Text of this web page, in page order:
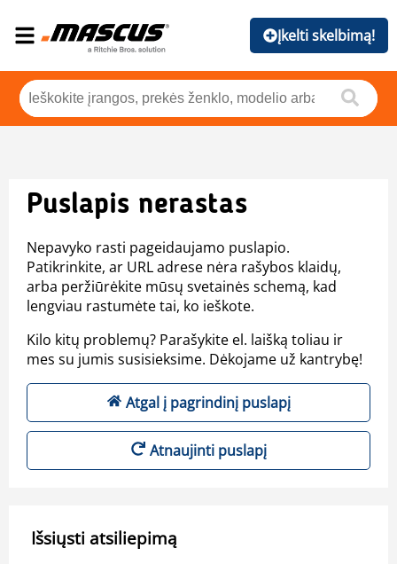
Įkelti skelbimą!
Puslapis nerastas
Nepavyko rasti pageidaujamo puslapio.
Patikrinkite, ar URL adrese nėra rašybos klaidų,
arba peržiūrėkite mūsų svetainės schemą, kad
lengviau rastumėte tai, ko ieškote.
Kilo kitų problemų? Parašykite el. laišką toliau ir
mes su jumis susisieksime. Dėkojame už kantrybę!
Atgal į pagrindinį puslapį
Atnaujinti puslapį
Išsiųsti atsiliepimą